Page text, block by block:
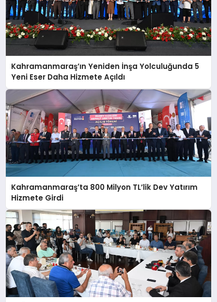
Kahramanmaraş’ın Yeniden İnşa Yolculuğunda 5
Yeni Eser Daha Hizmete Açıldı
Kahramanmaraş’ta 800 Milyon TL’lik Dev Yatırım
Hizmete Girdi